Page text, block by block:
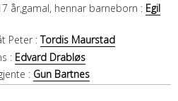
år,gamal, hennar barneborn : Egil
Peter :Tordis Maurstad
: Edvard Drabløs
: Gun Bartnes